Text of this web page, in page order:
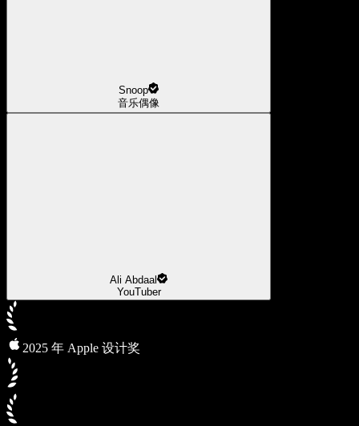
Snoop
音乐偶像
Ali Abdaal
YouTuber
2025 年 Apple 设计奖